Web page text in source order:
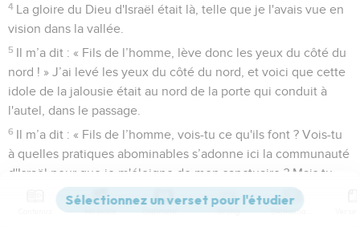
4 La gloire du Dieu d'Israël était là, telle que je l'avais vue en
vision dans la vallée.
5 Il m’a dit : « Fils de l’homme, lève donc les yeux du côté du
nord ! » J’ai levé les yeux du côté du nord, et voici que cette
idole de la jalousie était au nord de la porte qui conduit à
l'autel, dans le passage.
6 Il m’a dit : « Fils de l’homme, vois-tu ce qu'ils font ? Vois-tu
à quelles pratiques abominables s’adonne ici la communauté
d'Israël pour que je m'éloigne de mon sanctuaire ? Mais tu
verras encore d'autres pratiques tout aussi abominables. »
Il m’a alors conduit à l'entrée du parvis. En regardant, j’ai vu
Versions Commentaires Strong